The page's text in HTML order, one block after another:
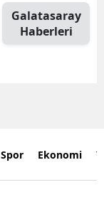
Galatasaray
Haberleri
Spor Ekonomi